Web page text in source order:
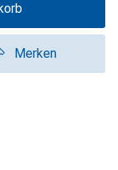
Merken